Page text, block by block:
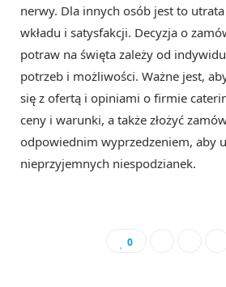
nerwy. Dla innych osób jest to
wkładu i satysfakcji. Decyzja o
potraw na święta zależy od
potrzeb i możliwości. Ważne jest,
się z ofertą i opiniami o firmie
ceny i warunki, a także złożyć
odpowiednim wyprzedzeniem, aby
nieprzyjemnych niespodzianek.
0